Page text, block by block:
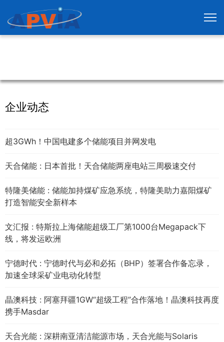
企业动态
超3GWh！中国电建多个储能项目并网发电
天合储能 : 日本首批！天合储能两座电站三周极速交付
特隆美储能 : 储能加持煤矿应急系统，特隆美助力嘉阳煤矿
打造智能安全新样本
文汇报 : 特斯拉上海储能超级工厂第1000台Megapack下
线，将发运欧洲
宁德时代 : 宁德时代与必和必拓（BHP）签署合作备忘录，
加速全球采矿业电动化转型
晶澳科技 : 阿塞拜疆1GW“超级工程”合作落地！晶澳科技再度
携手Masdar
天合光能 : 深耕南亚清洁能源市场，天合光能与Solaris